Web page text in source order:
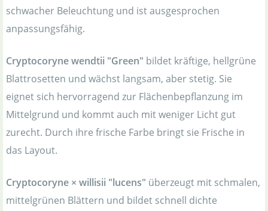
schwacher Beleuchtung und ist ausgesprochen
anpassungsfähig.
Cryptocoryne wendtii "Green" bildet kräftige, hellgrüne
Blattrosetten und wächst langsam, aber stetig. Sie
eignet sich hervorragend zur Flächenbepflanzung im
Mittelgrund und kommt auch mit weniger Licht gut
zurecht. Durch ihre frische Farbe bringt sie Frische in
das Layout.
Cryptocoryne × willisii "lucens" überzeugt mit schmalen,
mittelgrünen Blättern und bildet schnell dichte